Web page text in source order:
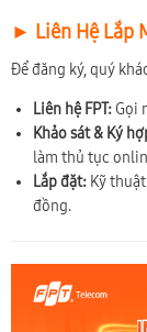
► Liên Hệ Lắp
Để đăng ký, quý
Liên hệ FPT: Gọi
Khảo sát & Ký
làm thủ tục
Lắp đặt: Kỹ
đồng.